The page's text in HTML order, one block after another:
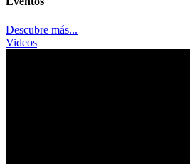
Descubre más...
Videos